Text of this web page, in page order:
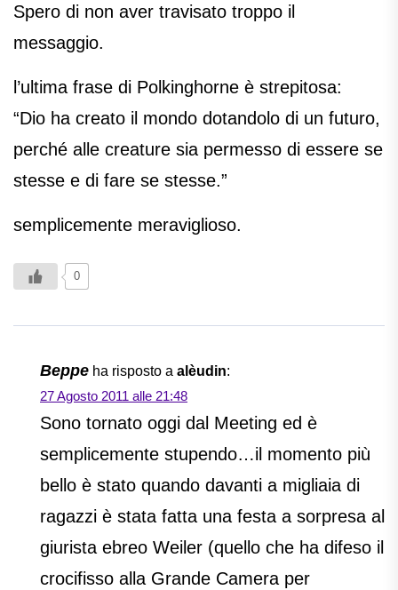
Spero di non aver travisato troppo il
messaggio.
l’ultima frase di Polkinghorne è strepitosa:
“Dio ha creato il mondo dotandolo di un futuro,
perché alle creature sia permesso di essere se
stesse e di fare se stesse.”
semplicemente meraviglioso.
0
Beppe ha risposto a alèudin:
27 Agosto 2011 alle 21:48
Sono tornato oggi dal Meeting ed è
semplicemente stupendo…il momento più
bello è stato quando davanti a migliaia di
ragazzi è stata fatta una festa a sorpresa al
giurista ebreo Weiler (quello che ha difeso il
crocifisso alla Grande Camera per